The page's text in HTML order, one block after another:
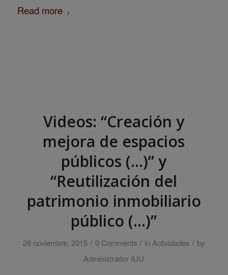
Read more
Videos: “Creación y
mejora de espacios
públicos (…)” y
“Reutilización del
patrimonio inmobiliario
público (…)”
28 noviembre, 2015 / 0 Comments / in Actividades / by
Administrador IUU